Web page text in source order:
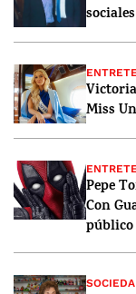
sociales
Miss
Pepe
Con
público